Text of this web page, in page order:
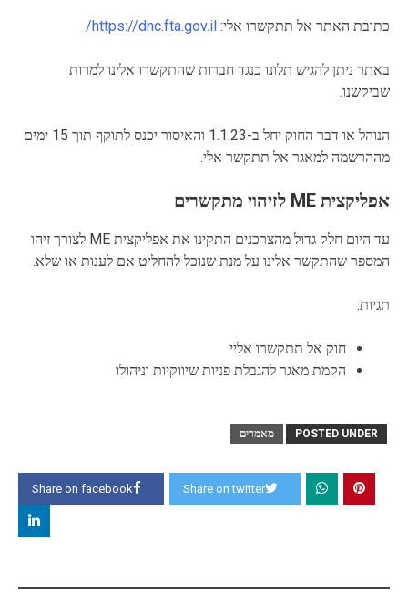
כתובת האתר אל תתקשרו אלי: https://dnc.fta.gov.il/
באתר ניתן להגיש תלונו כנגד חברות שהתקשרו אלינו למרות
שביקשנו.
הנוהל או דבר החוק יחל ב-1.1.23 והאיסור יכנס לתוקף תוך 15 ימים
מההרשמה למאגר אל תתקשר אלי.
אפליקצית ME לזיהוי מתקשרים
עד היום חלק גדול מהצרכנים התקינו את אפליקצית ME לצורך זיהו
המספר שהתקשר אלינו על מנת שנוכל להחליט אם לענות או שלא.
תגיות:
חוק אל תתקשרו אליי
הקמת מאגר להגבלת פניות שיווקיות וניהולו
POSTED UNDER מאמרים
Share on facebook Share on twitter